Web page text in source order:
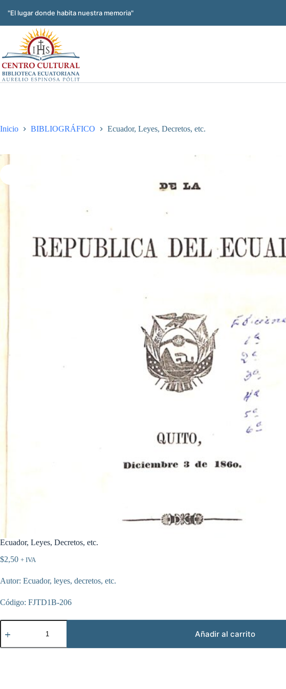
"El lugar donde habita nuestra memoria"
Inicio BIBLIOGRÁFICO Ecuador, Leyes, Decretos, etc.
Ecuador, Leyes, Decretos, etc.
$2,50 + IVA
Autor: Ecuador, leyes, decretos, etc.
Código: FJTD1B-206
Ecuador,
Leyes,
etc.
Añadir al carrito